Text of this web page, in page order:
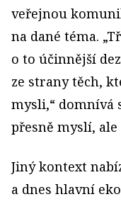
veřejnou
na dané téma.
o to účinnější
ze strany těch,
mysli,“ domnívá
přesně myslí, ale
Jiný kontext
a dnes hlavní